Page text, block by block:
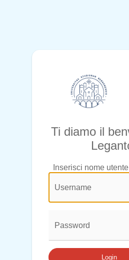
Ti diamo il
Inserisci nome
@login.legend@
User
Name: